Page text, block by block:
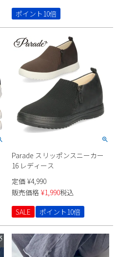
ポイント10倍
Parade スリッポンスニーカー
16 レディース
定価 ¥4,990
販売価格 ¥1,990税込
SALE
ポイント10倍